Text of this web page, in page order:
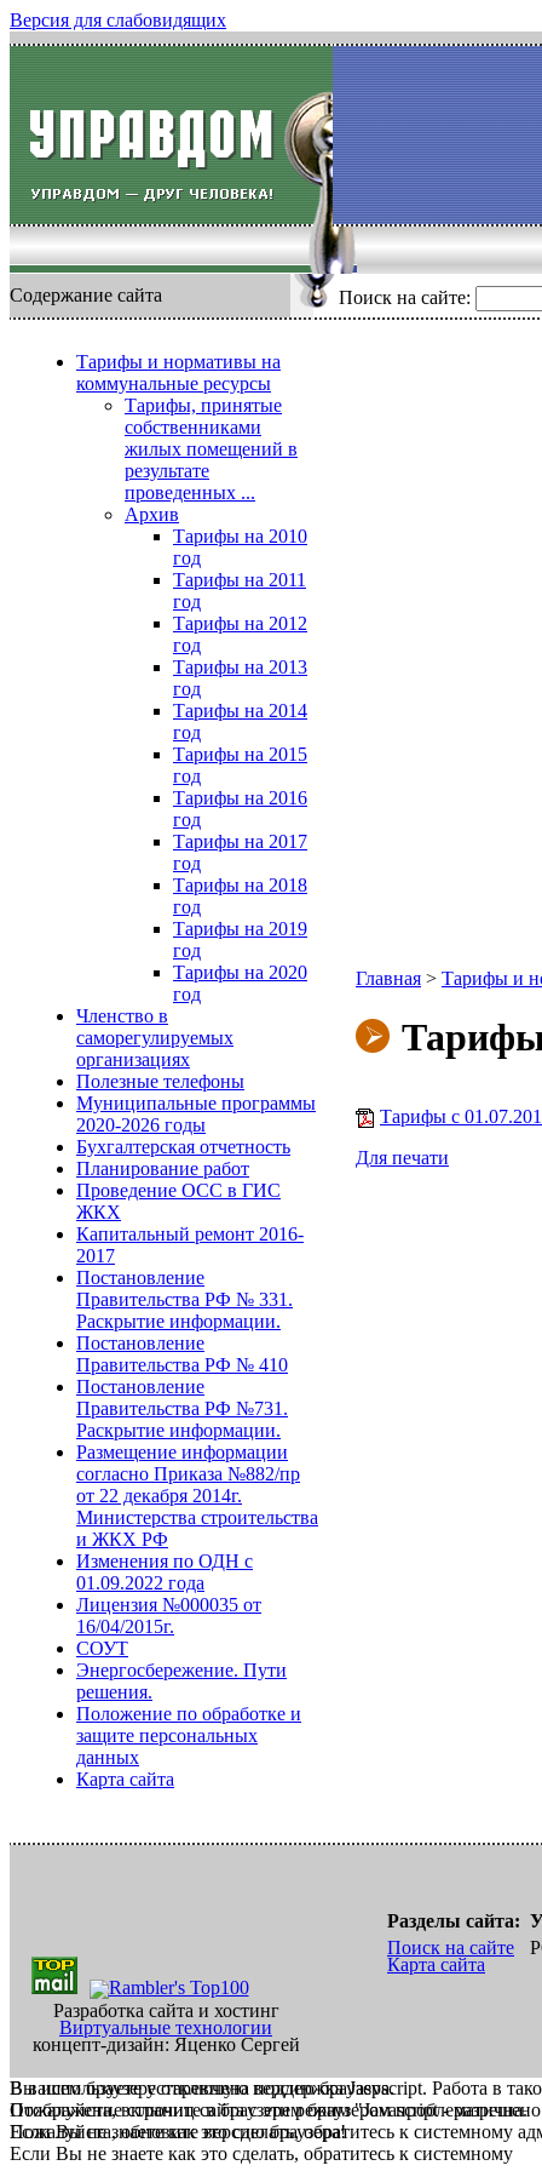
Версия для слабовидящих
Содержание сайта Поиск на сайте:
Тарифы и нормативы на
коммунальные ресурсы
Тарифы, принятые
собственниками
жилых помещений в
результате
проведенных ...
Архив
Тарифы на 2010
год
Тарифы на 2011
год
Тарифы на 2012
год
Тарифы на 2013
год
Тарифы на 2014
год
Тарифы на 2015
год
Тарифы на 2016
год
Тарифы на 2017
год
Тарифы на 2018
год
Тарифы на 2019
год
Тарифы на 2020
год
Членство в
саморегулируемых
организациях
Полезные телефоны
Муниципальные программы
2020-2026 годы
Бухгалтерская отчетность
Планирование работ
Проведение ОСС в ГИС
ЖКХ
Капитальный ремонт 2016-
2017
Постановление
Правительства РФ № 331.
Раскрытие информации.
Постановление
Правительства РФ № 410
Постановление
Правительства РФ №731.
Раскрытие информации.
Размещение информации
согласно Приказа №882/пр
от 22 декабря 2014г.
Министерства строительства
и ЖКХ РФ
Изменения по ОДН с
01.09.2022 года
Лицензия №000035 от
16/04/2015г.
СОУТ
Энергосбережение. Пути
решения.
Положение по обработке и
защите персональных
данных
Карта сайта
Главная > Тарифы и
Тарифы
Тарифы с
Для печати
Разработка сайта и хостинг
Виртуальные технологии
концепт-дизайн: Яценко Сергей
Разделы сайта:
Поиск на сайте
Карта сайта
В вашем браузере отключена поддержка Jasvscript. Работа в
Пожалуйста, включите в браузере режим "Javascript -
Если Вы не знаете как это сделать, обратитесь к системному
Вы используете устаревшую версию браузера.
Отображение страниц сайта с этим браузером проблематична.
Пожалуйста, обновите версию браузера!
Если Вы не знаете как это сделать, обратитесь к системному